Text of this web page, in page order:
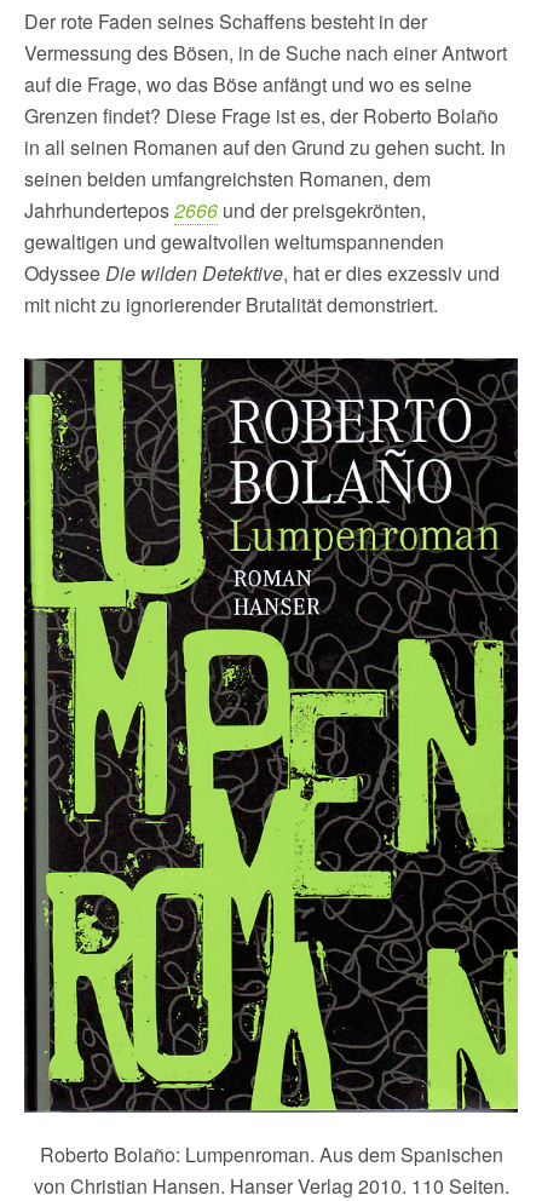
Der rote Faden seines Schaffens besteht in der
Vermessung des Bösen, in de Suche nach einer Antwort
auf die Frage, wo das Böse anfängt und wo es seine
Grenzen findet? Diese Frage ist es, der Roberto Bolaño
in all seinen Romanen auf den Grund zu gehen sucht. In
seinen beiden umfangreichsten Romanen, dem
Jahrhundertepos2666 und der preisgekrönten,
gewaltigen und gewaltvollen weltumspannenden
OdysseeDie wilden Detektive, hat er dies exzessiv und
mit nicht zu ignorierender Brutalität demonstriert.
Roberto Bolaño: Lumpenroman. Aus dem Spanischen
von Christian Hansen. Hanser Verlag 2010. 110 Seiten.